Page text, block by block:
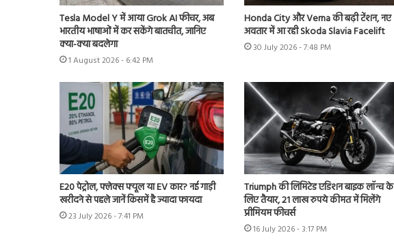
Tesla Model Y में आया Grok AI फीचर, अब
भारतीय भाषाओं में कर सकेंगे बातचीत, जानिए
क्या-क्या बदलेगा
1 August 2026 - 6:42 PM
Honda City और Verna की बढ़ी टेंशन, नए
अवतार में आ रही Skoda Slavia Facelift
30 July 2026 - 7:48 PM
E20 पेट्रोल, फ्लेक्स फ्यूल या EV कार? नई गाड़ी
खरीदने से पहले जानें किसमें है ज्यादा फायदा
23 July 2026 - 7:41 PM
Triumph की लिमिटेड एडिशन बाइक लॉन्च के
लिए तैयार, 21 लाख रुपये कीमत में मिलेंगे
प्रीमियम फीचर्स
16 July 2026 - 3:17 PM